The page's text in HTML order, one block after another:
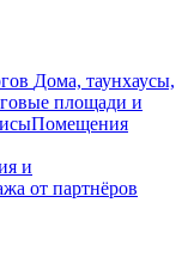
Дома, таунхаусы,
площади и
Помещения
и
от партнёров